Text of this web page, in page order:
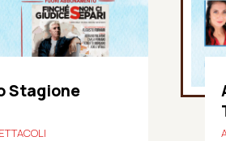
Stagione